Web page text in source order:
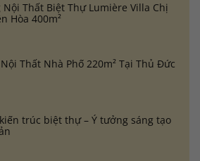
Nội Thất Biệt Thự Lumière Villa Chị
Hòa 400m²
Thất Nhà Phố 220m² Tại Thủ Đức
trúc biệt thự – Ý tưởng sáng tạo